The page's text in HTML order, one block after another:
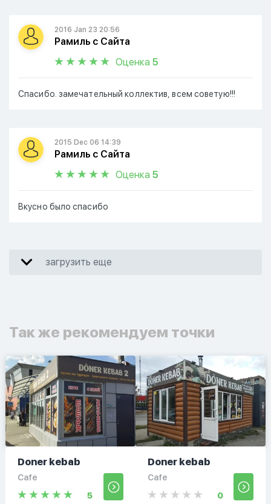
2016 Jan 23 20:56
Рамиль с Сайта
Оценка 5
Спасибо. замечательный коллектив, всем советую!!!
2015 Dec 06 14:39
Рамиль с Сайта
Оценка 5
Вкусно было спасибо
загрузить еще
Так же рекомендуем точки
Doner kebab
Cafe
5
Doner kebab
Cafe
0